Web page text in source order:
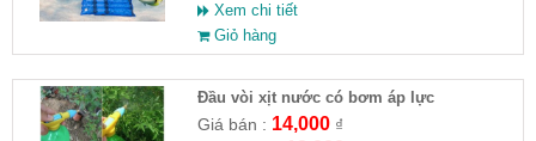
Xem chi tiết
Giỏ hàng
Đầu vòi xịt nước có bơm áp lực
Giá bán : 14,000₫